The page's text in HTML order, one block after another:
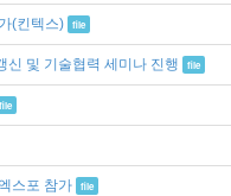
(킨텍스) file
신 및 기술협력 세미나 진행 file
file
스포 참가 file